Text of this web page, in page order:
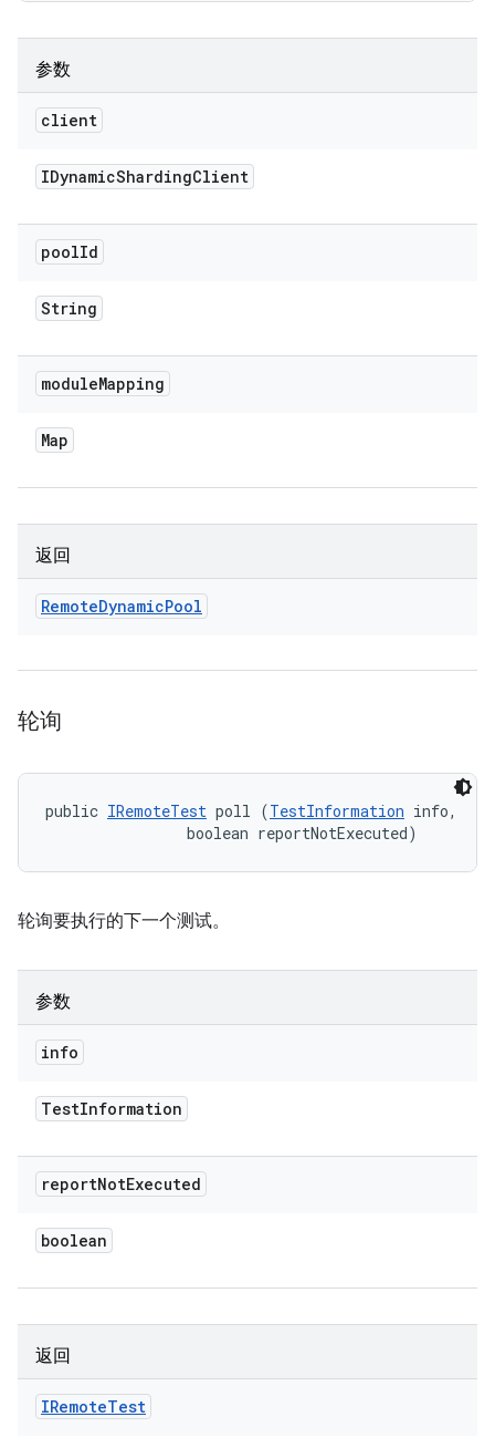
参数
client
IDynamicShardingClient
poolId
String
moduleMapping
Map
返回
RemoteDynamicPool
轮询
public IRemoteTest poll (TestInformation info,
                boolean reportNotExecuted)
轮询要执行的下一个测试。
参数
info
TestInformation
reportNotExecuted
boolean
返回
IRemoteTest